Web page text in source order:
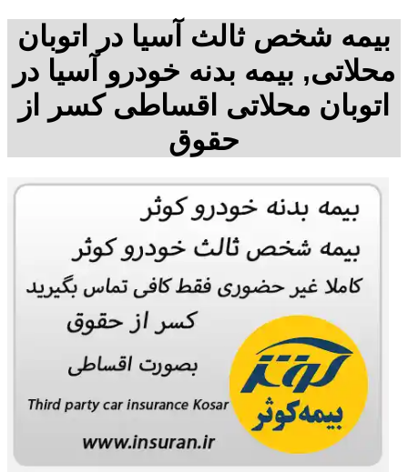
بیمه شخص ثالث آسیا در اتوبان
محلاتی, بیمه بدنه خودرو آسیا در
اتوبان محلاتی اقساطی کسر از
حقوق